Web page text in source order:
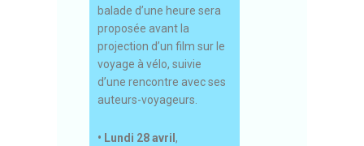
balade d’une heure sera
proposée avant la
projection d’un film sur le
voyage à vélo, suivie
d’une rencontre avec ses
auteurs-voyageurs.
• Lundi 28 avril ,